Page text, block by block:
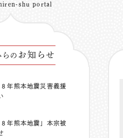
shu portal
らの お知らせ
８年熊本地震災害義援
８年熊本地震」本宗被